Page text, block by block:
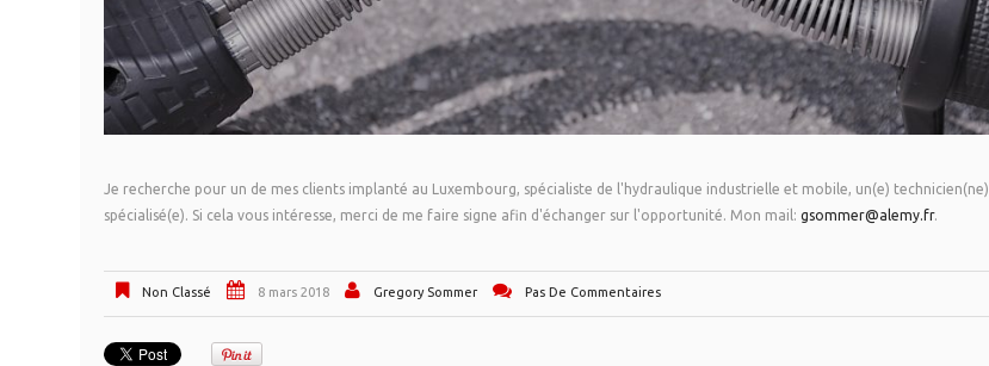
Je recherche pour un de mes clients implanté au Luxembourg, spécialiste de l'hydraulique industrielle et mobile, un(e) technicien(ne)
spécialisé(e). Si cela vous intéresse, merci de me faire signe afin d'échanger sur l'opportunité. Mon mail: gsommer@alemy.fr.
Non Classé 8 mars 2018 Gregory Sommer Pas De Commentaires